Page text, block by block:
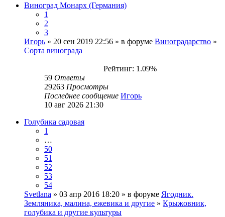
Виноград Монарх (Германия)
1
2
3
Игорь » 20 сен 2019 22:56 » в форуме Виноградарство »
Сорта винограда
Рейтинг: 1.09%
59 Ответы
29263 Просмотры
Последнее сообщение Игорь
10 авг 2026 21:30
Голубика садовая
1
…
50
51
52
53
54
Svetlana » 03 апр 2016 18:20 » в форуме Ягодник.
Земляника, малина, ежевика и другие » Крыжовник,
голубика и другие культуры